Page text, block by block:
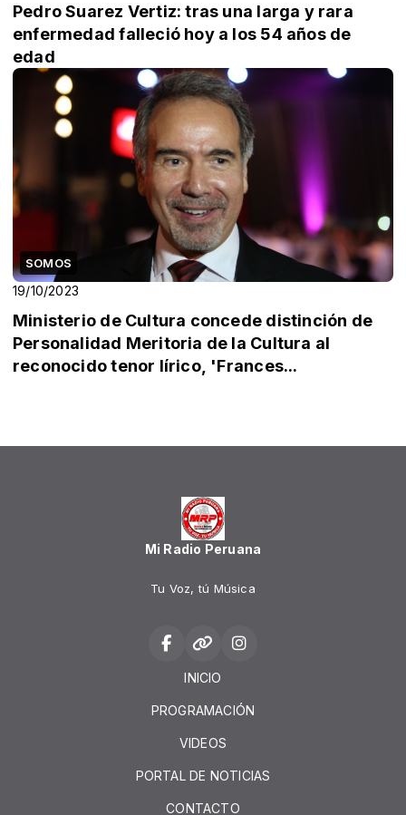
Pedro Suarez Vertiz: tras una larga y rara
enfermedad falleció hoy a los 54 años de
edad
SOMOS
19/10/2023
Ministerio de Cultura concede distinción de
Personalidad Meritoria de la Cultura al
reconocido tenor lírico, 'Frances...
Mi Radio Peruana
Tu Voz, tú Música
INICIO
PROGRAMACIÓN
VIDEOS
PORTAL DE NOTICIAS
CONTACTO